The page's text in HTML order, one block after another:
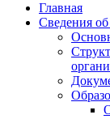
Главная
Сведения об